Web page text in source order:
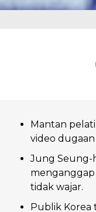
Mantan
video
Jung Seung-
menganggap
tidak wajar.
Publik Korea